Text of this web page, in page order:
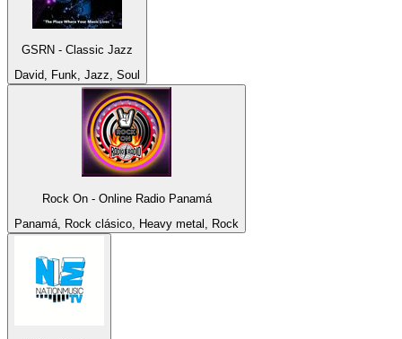
GSRN - Classic Jazz
David, Funk, Jazz, Soul
Rock On - Online Radio Panamá
Panamá, Rock clásico, Heavy metal, Rock